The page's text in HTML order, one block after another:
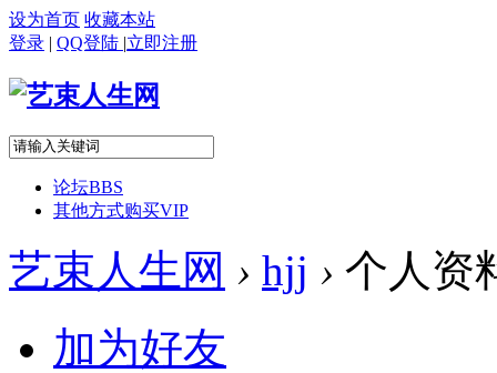
设为首页 收藏本站
登录 | QQ登陆 |立即注册
论坛BBS
其他方式购买VIP
艺束人生网 › hjj › 个人资
加为好友